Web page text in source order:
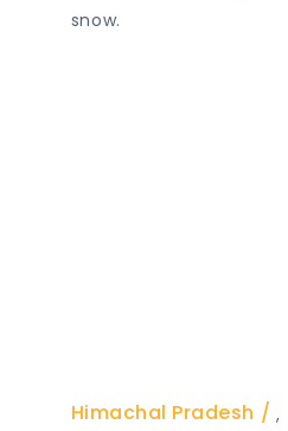
snow.
Himachal Pradesh ,